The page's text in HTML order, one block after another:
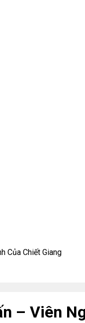
Của Chiết Giang
– Viên